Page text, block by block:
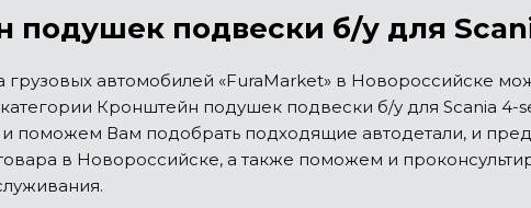
подушек подвески б/у для
грузовых автомобилей «FuraMarket» в Новороссийске
Кронштейн подушек подвески б/у для Scania 4-
и поможем Вам подобрать подходящие автодетали, и
в Новороссийске, а также поможем и